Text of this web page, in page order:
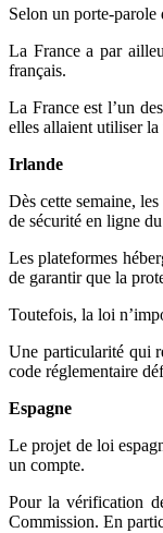
Selon un porte-parole
La France a par
français.
La France est l’un
elles allaient utiliser
Irlande
Dès cette semaine,
de sécurité en ligne
Les plateformes
de garantir que la
Toutefois, la loi
Une particularité qui
code réglementaire
Espagne
Le projet de loi
un compte.
Pour la vérification
Commission. En